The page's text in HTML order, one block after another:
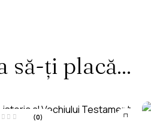
să-ți placă...
(0)